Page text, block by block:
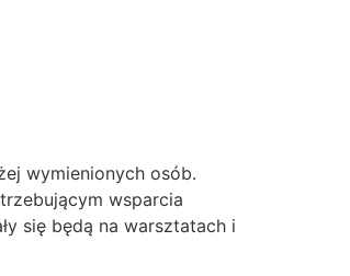
wymienionych osób.
wsparcia
się będą na warsztatach i